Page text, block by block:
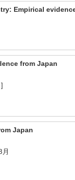
Empirical
from Japan
Japan